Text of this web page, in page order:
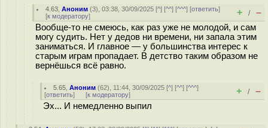
4.63 ,Аноним (3), 03:38, 30/09/2025 [^] [^^] [^^^] [ответить]
[к модератору] + / –
Вообще-то не смеюсь, как раз уже не молодой, и сам
могу судить. Нет у дедов ни времени, ни запала этим
заниматься. И главное — у большинства интерес к
старым играм пропадает. В детство таким образом не
вернёшься всё равно.
5.65 ,Аноним (62), 11:44, 30/09/2025 [^] [^^] [^^^]
[ответить] [к модератору] + / –
Эх... И немедленно выпил